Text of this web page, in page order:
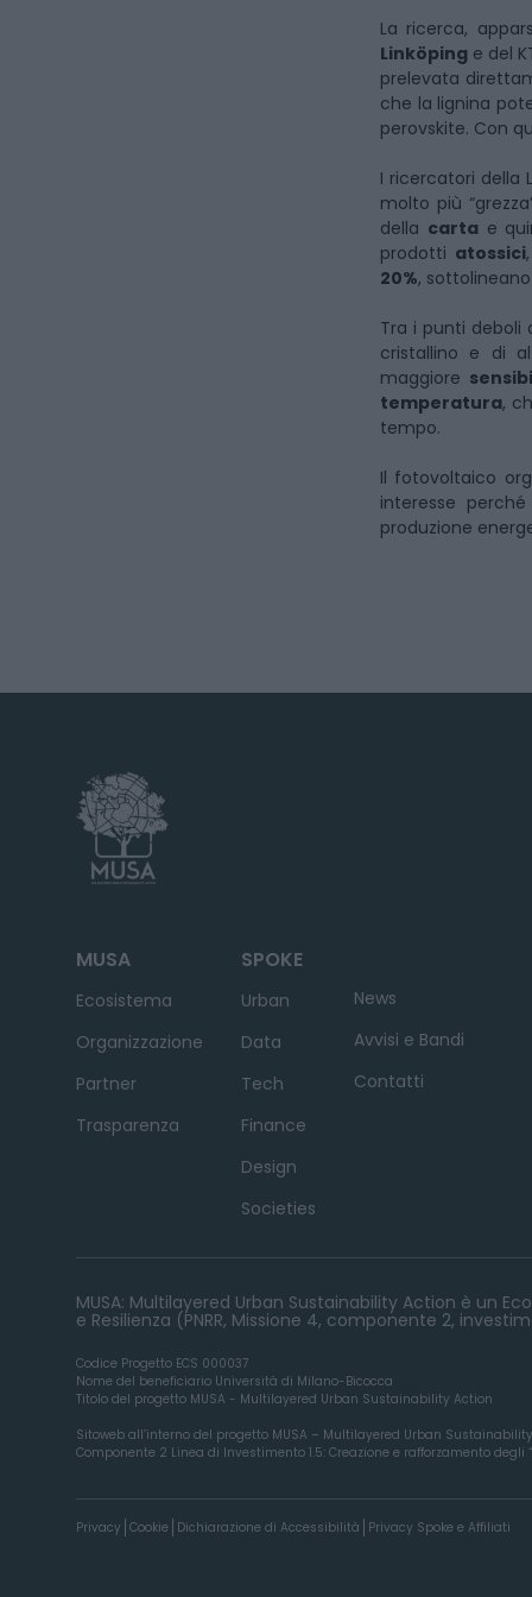
La ricerca,
Linköping e del
prelevata
che la lignina
perovskite. Con
I ricercatori della
molto più
della cartae
prodotti atossici
20%,
Tra i punti deboli
cristallino e di
maggiore
temperatura,
tempo.
Il fotovoltaico
interesse
produzione
MUSA
Ecosistema
Organizzazione
Partner
Trasparenza
SPOKE
Urban
Data
Tech
Finance
Design
Societies
News
Avvisi e Bandi
Contatti
MUSA: Multilayered Urban Sustainability Action è un
e Resilienza (PNRR, Missione 4, componente 2,
Codice Progetto ECS 000037
Nome del beneficiario Università di Milano-Bicocca
Titolo del progetto MUSA - Multilayered Urban Sustainability Action
Sitoweb all’interno del progetto MUSA – Multilayered Urban
Componente 2 Linea di Investimento 1.5: Creazione e rafforzamento
Privacy Cookie Dichiarazione di Accessibilità Privacy Spoke e Affiliati